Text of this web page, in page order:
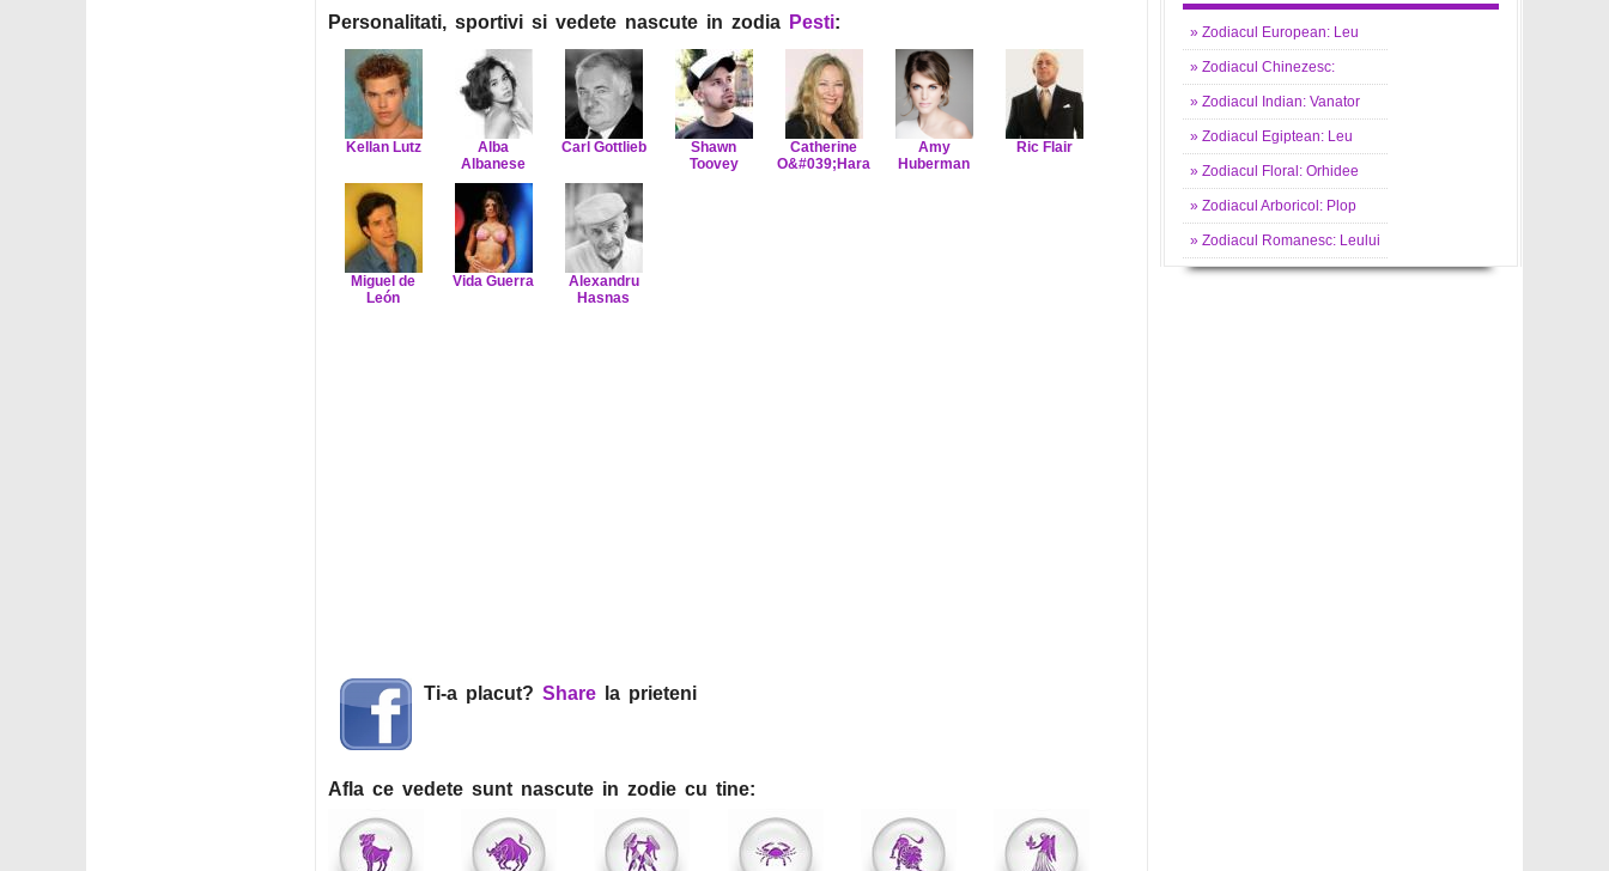
Personalitati, sportivi si vedete nascute in zodia Pesti:
Kellan Lutz
Alba
Albanese
Carl Gottlieb
Shawn
Toovey
Catherine
O&#039;Hara
Amy
Huberman
Ric Flair
Miguel de
León
Vida Guerra
Alexandru
Hasnas
Ti-a placut? Share la prieteni
Afla ce vedete sunt nascute in zodie cu tine:
» Zodiacul European: Leu
» Zodiacul Chinezesc:
» Zodiacul Indian: Vanator
» Zodiacul Egiptean: Leu
» Zodiacul Floral: Orhidee
» Zodiacul Arboricol: Plop
» Zodiacul Romanesc: Leului